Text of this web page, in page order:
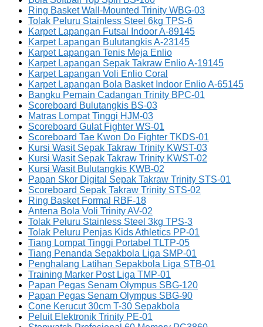
Ring Basket Wall-Mounted Trinity WBG-03
Tolak Peluru Stainless Steel 6kg TPS-6
Karpet Lapangan Futsal Indoor A-89145
Karpet Lapangan Bulutangkis A-23145
Karpet Lapangan Tenis Meja Enlio
Karpet Lapangan Sepak Takraw Enlio A-19145
Karpet Lapangan Voli Enlio Coral
Karpet Lapangan Bola Basket Indoor Enlio A-65145
Bangku Pemain Cadangan Trinity BPC-01
Scoreboard Bulutangkis BS-03
Matras Lompat Tinggi HJM-03
Scoreboard Gulat Fighter WS-01
Scoreboard Tae Kwon Do Fighter TKDS-01
Kursi Wasit Sepak Takraw Trinity KWST-03
Kursi Wasit Sepak Takraw Trinity KWST-02
Kursi Wasit Bulutangkis KWB-02
Papan Skor Digital Sepak Takraw Trinity STS-01
Scoreboard Sepak Takraw Trinity STS-02
Ring Basket Formal RBF-18
Antena Bola Voli Trinity AV-02
Tolak Peluru Stainless Steel 3kg TPS-3
Tolak Peluru Penjas Kids Athletics PP-01
Tiang Lompat Tinggi Portabel TLTP-05
Tiang Penanda Sepakbola Liga SMP-01
Penghalang Latihan Sepakbola Liga STB-01
Training Marker Post Liga TMP-01
Papan Pegas Senam Olympus SBG-120
Papan Pegas Senam Olympus SBG-90
Cone Kerucut 30cm T-30 Sepakbola
Peluit Elektronik Trinity PE-01